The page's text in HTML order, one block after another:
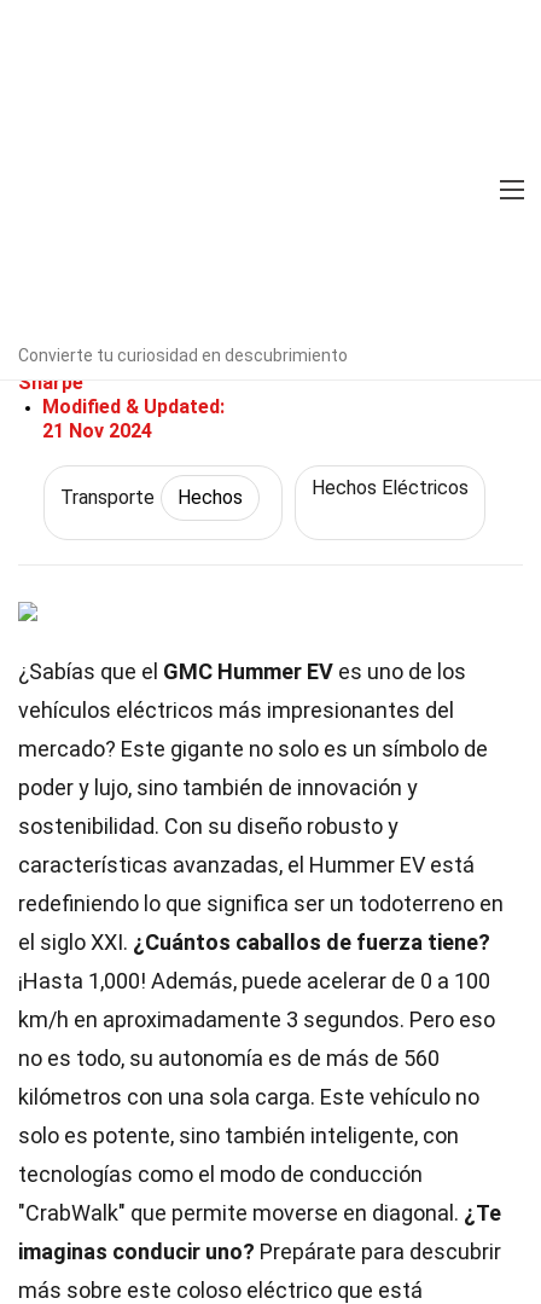
Convierte tu curiosidad en descubrimiento
36 Hechos Sobre GMC Hummer
Escrito Por:Caroljean
Sharpe
Modified & Updated:
21 Nov 2024
editoriales
Transporte Hechos Hechos Eléctricos
¿Sabías que el GMC Hummer EV es uno de los
vehículos eléctricos más impresionantes del
mercado? Este gigante no solo es un símbolo de
poder y lujo, sino también de innovación y
sostenibilidad. Con su diseño robusto y
características avanzadas, el Hummer EV está
redefiniendo lo que significa ser un todoterreno en
el siglo XXI. ¿Cuántos caballos de fuerza tiene?
¡Hasta 1,000! Además, puede acelerar de 0 a 100
km/h en aproximadamente 3 segundos. Pero eso
no es todo, su autonomía es de más de 560
kilómetros con una sola carga. Este vehículo no
solo es potente, sino también inteligente, con
tecnologías como el modo de conducción
"CrabWalk" que permite moverse en diagonal. ¿Te
imaginas conducir uno? Prepárate para descubrir
más sobre este coloso eléctrico que está